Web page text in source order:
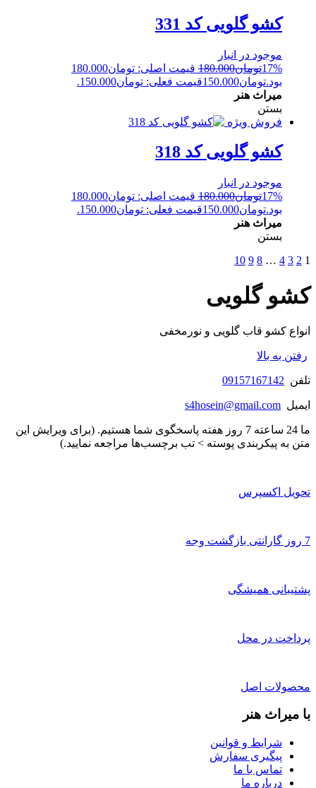
کشو گلویی کد 331
موجود در انبار
17%تومان180.000
قیمت اصلی: تومان180.000
بود.تومان150.000قیمت فعلی: تومان150.000.
میراث هنر
بستن
فروش ویژه
کشو گلویی کد 318
موجود در انبار
17%تومان180.000
قیمت اصلی: تومان180.000
بود.تومان150.000قیمت فعلی: تومان150.000.
میراث هنر
بستن
1
2
3
4
…
8
9
10
کشو گلویی
انواع کشو قاب گلویی و نورمخفی
رفتن به بالا
تلفن 09157167142
ایمیل s4hosein@gmail.com
ما 24 ساعته 7 روز هفته پاسخگوی شما هستیم. (برای ویرایش این
متن به پیکربندی پوسته > تب برچسب‌ها مراجعه نمایید.)
تحویل اکسپرس
7 روز گارانتی بازگشت وجه
پشتیبانی همیشگی
پرداخت در محل
محصولات اصل
با میراث هنر
شرایط و قوانین
پیگیری سفارش
تماس با ما
درباره ما